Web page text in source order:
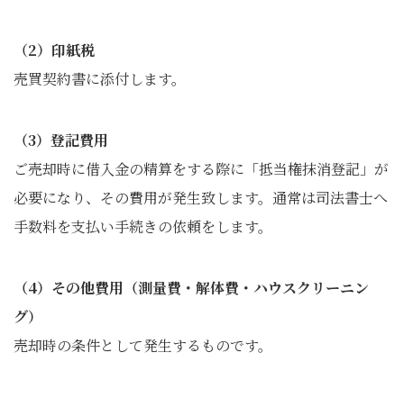
（2）印紙税
売買契約書に添付します。
（3）登記費用
ご売却時に借入金の精算をする際に「抵当権抹消登記」が
必要になり、その費用が発生致します。通常は司法書士へ
手数料を支払い手続きの依頼をします。
（4）その他費用（測量費・解体費・ハウスクリーニン
グ）
売却時の条件として発生するものです。